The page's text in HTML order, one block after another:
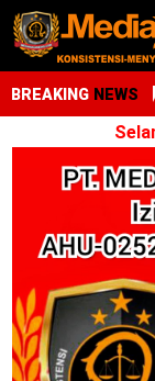
BREAKING NEWS